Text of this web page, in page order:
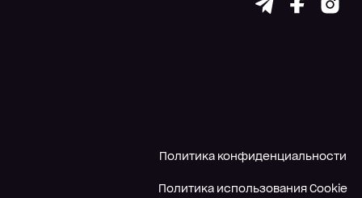
Политика конфиденциальности
Политика использования Cookie